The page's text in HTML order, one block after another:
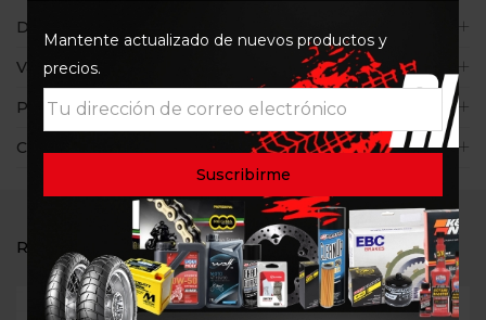
Descripción
Valoraciones (0)
Políticas de la tienda
Consultas
RELATED PRODUCTS
Mantente actualizado de nuevos productos y
precios.